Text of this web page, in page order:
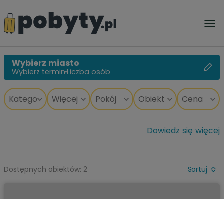
Wybierz miasto
Wybierz termin Liczba osób
Dowiedz się więcej
Dostępnych obiektów: 2 Sortuj